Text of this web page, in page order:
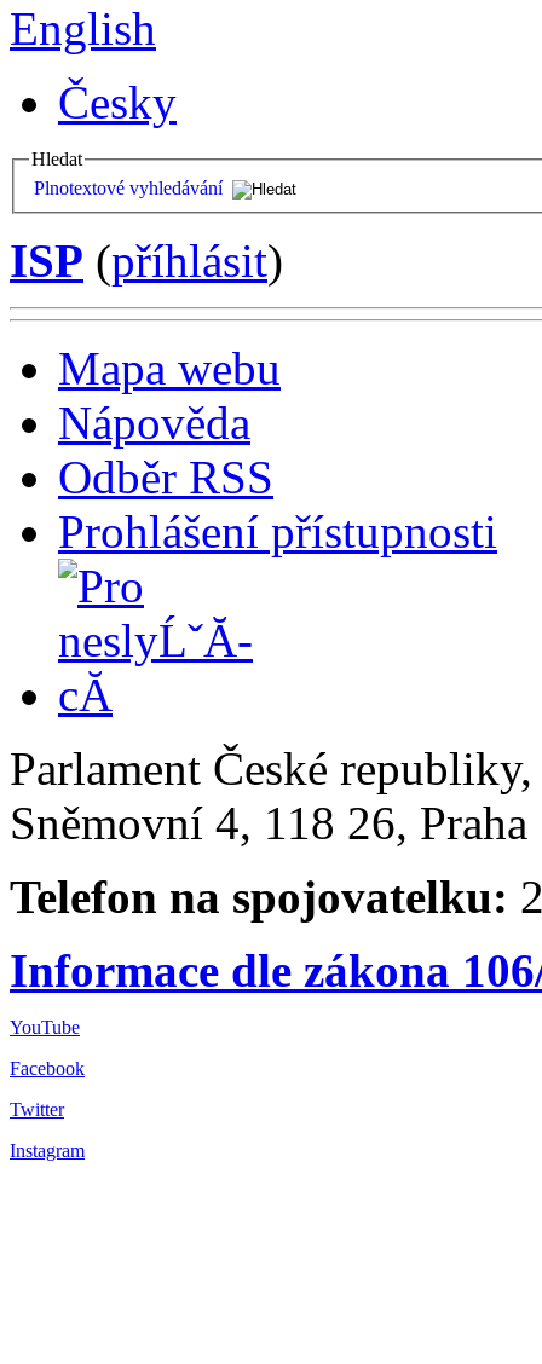
English
Česky
Hledat
Plnotextové vyhledávání
ISP (příhlásit)
Mapa webu
Nápověda
Odběr RSS
Prohlášení přístupnosti
Parlament České
Sněmovní 4, 118 26,
Telefon na spojovatelku:
Informace dle zákona
YouTube
Facebook
Twitter
Instagram